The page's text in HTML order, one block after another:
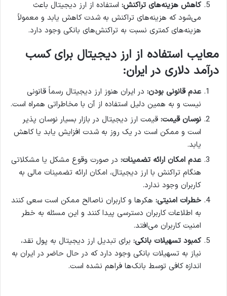
کاهش هزینه‌های تراکنش: استفاده از ارز دیجیتال باعث
می‌شود که هزینه‌های تراکنش به شدت کاهش یابد و معمولاً
هزینه‌های کمتری نسبت به تراکنش‌های بانکی وجود دارد.
معایب استفاده از ارز دیجیتال برای کسب
درآمد دلاری در ایران:
عدم قانونی بودن: در ایران هنوز ارز دیجیتال رسماً قانونی
نیست و به همین دلیل استفاده از آن با مخاطراتی همراه است.
نوسان قیمت: قیمت ارز دیجیتال در بازار بسیار نوسان پذیر
است و ممکن است در یک روز به شدت افزایش یابد یا کاهش
یابد.
عدم امکان ارائه تضمینات: در صورت وقوع مشکل یا مشکلاتی
هنگام تراکنش با ارز دیجیتال، امکان ارائه تضمینات مالی به
کاربران وجود ندارد.
خطرات امنیتی: هکرها و کاربران ناصالح ممکن است سعی کنند
به اطلاعات کاربران دسترسی پیدا کنند و این مسئله به خطر
امنیت کاربران می‌افتد.
کمبود تسهیلات بانکی: برای تبدیل ارز دیجیتال به پول نقد،
نیاز به تسهیلات بانکی وجود دارد که در حال حاضر در ایران به
اندازه کافی توسط بانک‌ها فراهم نشده است.